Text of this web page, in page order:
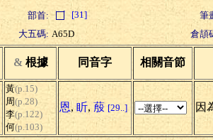
部首: [31]
筆
大五碼: A65D 倉頡
& 根據 同音字 相關音節
黃(p.15)
周(p.28)
李(p.122)
何(p.103)
恩, 盺, 蒑 [29..] 因